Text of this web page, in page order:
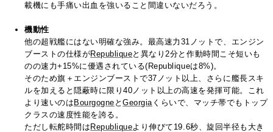
載機にも手痛い出血を強いること間違いないだろう。
機動性
他の超戦艦にはない明確な強み。最高速力31ノットで、エンジン
ブーストの仕様がRepubliqueと異なり2分と作動時間こそ短いも
のの速力+15%に優遇されている(Republiqueは8%)。
そのため旗＋エンジンブーストで37ノット以上、さらに艦長スキ
ルを加えると隠蔽時に限り40ノット以上の高速を発揮可能。これ
より速いのはBourgogne とGeorgia くらいで、マッチ帯でもトップ
クラスの速度性能を誇る。
ただし転舵時間はRepubliqueより伸びて19.6秒、旋回半径も大き